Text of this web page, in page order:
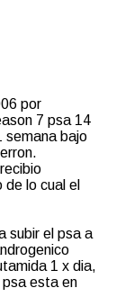
por
7 psa 14
semana bajo
lo cual el
subir el psa a
1 x dia,
psa esta en